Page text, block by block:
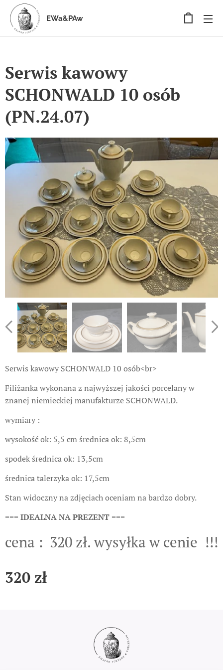
EWa&PAw
Serwis kawowy
SCHONWALD 10 osób
(PN.24.07)
Serwis kawowy SCHONWALD 10 osób<br>
Filiżanka wykonana z najwyższej jakości porcelany w
znanej niemieckiej manufakturze SCHONWALD.
wymiary :
wysokość ok: 5,5 cm średnica ok: 8,5cm
spodek średnica ok: 13,5cm
średnica talerzyka ok: 17,5cm
Stan widoczny na zdjęciach oceniam na bardzo dobry.
=== IDEALNA NA PREZENT ===
cena : 320 zł. wysyłka w cenie !!!
320 zł